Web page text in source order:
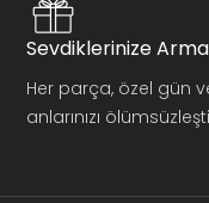
Sevdiklerinize
Her parça, özel gün
anlarınızı